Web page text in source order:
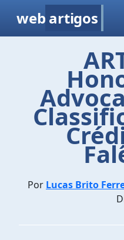
web artigos
Por Lucas Brito